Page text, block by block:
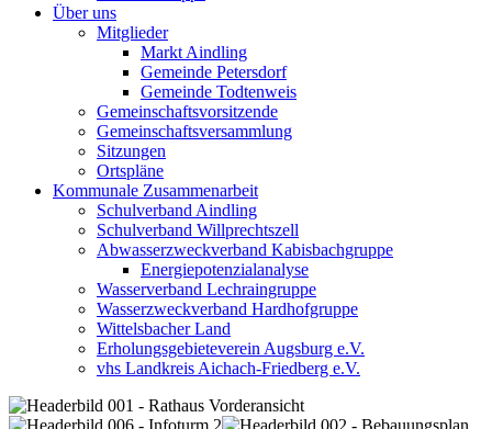
Über uns
Mitglieder
Markt Aindling
Gemeinde Petersdorf
Gemeinde Todtenweis
Gemeinschaftsvorsitzende
Gemeinschaftsversammlung
Sitzungen
Ortspläne
Kommunale Zusammenarbeit
Schulverband Aindling
Schulverband Willprechtszell
Abwasserzweckverband Kabisbachgruppe
Energiepotenzialanalyse
Wasserverband Lechraingruppe
Wasserzweckverband Hardhofgruppe
Wittelsbacher Land
Erholungsgebieteverein Augsburg e.V.
vhs Landkreis Aichach-Friedberg e.V.